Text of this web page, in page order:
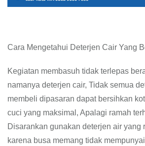
Cara Mengetahui Deterjen Cair Yang
Kegiatan membasuh tidak terlepas
namanya deterjen cair, Tidak semua
membeli dipasaran dapat bersihkan
cuci yang maksimal, Apalagi ramah
Disarankan gunakan deterjen air yang
karena busa memang tidak